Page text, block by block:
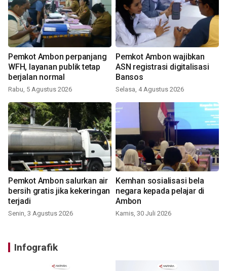
Pemkot Ambon perpanjang
WFH, layanan publik tetap
berjalan normal
Rabu, 5 Agustus 2026
Pemkot Ambon wajibkan
ASN registrasi digitalisasi
Bansos
Selasa, 4 Agustus 2026
Pemkot Ambon salurkan air
bersih gratis jika kekeringan
terjadi
Senin, 3 Agustus 2026
Kemhan sosialisasi bela
negara kepada pelajar di
Ambon
Kamis, 30 Juli 2026
Infografik